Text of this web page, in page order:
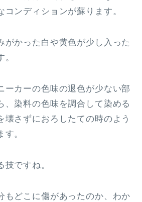
コンディションが蘇ります。
がかった白や黄色が少し入った
ーカーの色味の退色が少ない部
、染料の色味を調合して染める
壊さずにおろしたての時のよう
。
ですね。
もどこに傷があったのか、わか